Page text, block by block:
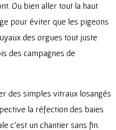
Ou bien aller tout la haut
pour éviter que les pigeons
des orgues tout juste
des campagnes de
des simples vitraux losangés
la réfection des baies
c’est un chantier sans fin.